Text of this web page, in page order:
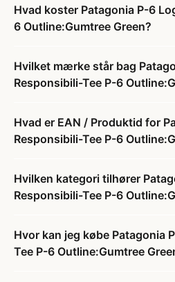
Hvad koster Patagonia P-6
6 Outline:Gumtree Green?
Hvilket mærke står bag
Responsibili-Tee P-6
Hvad er EAN / Produktid for
Responsibili-Tee P-6
Hvilken kategori tilhører
Responsibili-Tee P-6
Hvor kan jeg købe Patagonia
Tee P-6 Outline:Gumtree